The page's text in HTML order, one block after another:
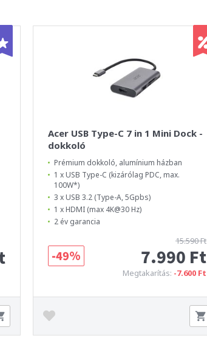
Acer USB Type-C 7 in 1 Mini Dock -
dokkoló
Prémium dokkoló, alumínium házban
1 x USB Type-C (kizárólag PDC, max.
100W*)
3 x USB 3.2 (Type-A, 5Gpbs)
1 x HDMI (max 4K@30 Hz)
2 év garancia
15.590 Ft
7.990 Ft
Megtakarítás: -7.600 Ft
-49%